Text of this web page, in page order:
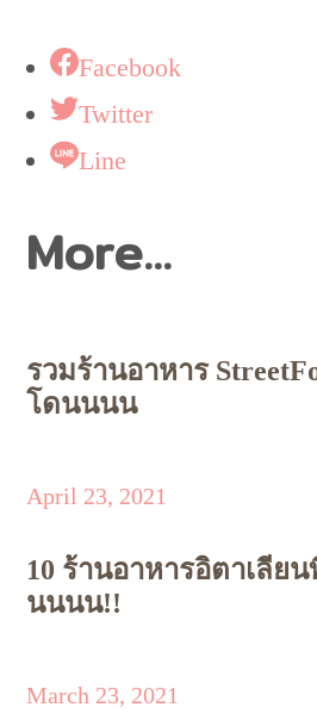
Facebook
Twitter
Line
More...
รวมร้านอาหาร
โดนนนน
April 23, 2021
10 ร้านอาหารอิตาเลีย
นนนน!!
March 23, 2021